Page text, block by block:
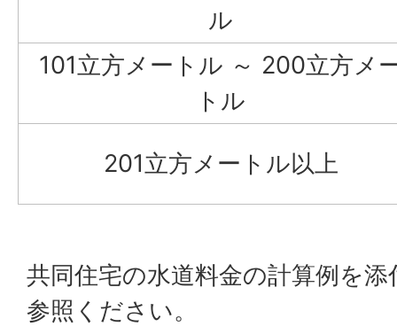
ル
101立方メートル ～ 200立方メ
トル
201立方メートル以上
共同住宅の水道料金の計算例を
参照ください。